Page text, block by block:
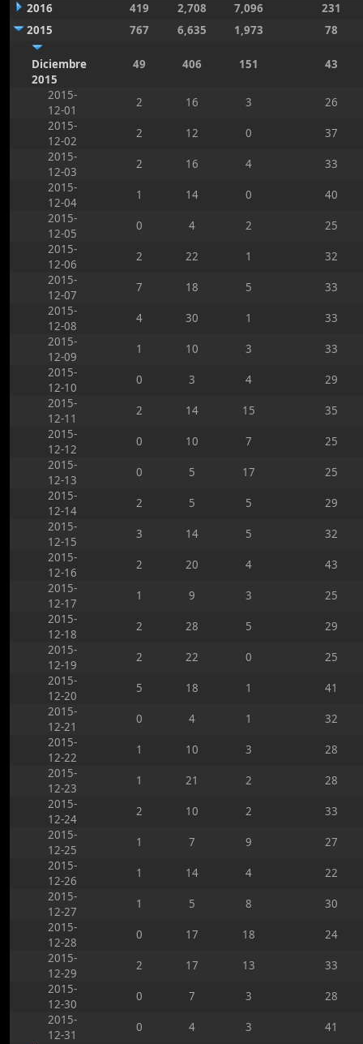
2016
419 2,708 7,096
231
2015
767 6,635 1,973 78
Diciembre
2015
49 406 151 43
2015-
12-01
2 16 3
26
2015-
12-02
2 12 0
37
2015-
12-03
2 16 4
33
2015-
12-04
1 14 0
40
2015-
12-05
0 4 2
25
2015-
12-06
2 22 1
32
2015-
12-07
7 18 5
33
2015-
12-08
4 30 1
33
2015-
12-09
1 10 3
33
2015-
12-10
0 3 4
29
2015-
12-11
2 14 15
35
2015-
12-12
0 10 7
25
2015-
12-13
0 5 17
25
2015-
12-14
2 5 5
29
2015-
12-15
3 14 5
32
2015-
12-16
2 20 4
43
2015-
12-17
1 9 3
25
2015-
12-18
2 28 5
29
2015-
12-19
2 22 0
25
2015-
12-20
5 18 1
41
2015-
12-21
0 4 1
32
2015-
12-22
1 10 3
28
2015-
12-23
1 21 2
28
2015-
12-24
2 10 2
33
2015-
12-25
1 7 9
27
2015-
12-26
1 14 4
22
2015-
12-27
1 5 8
30
2015-
12-28
0 17 18
24
2015-
12-29
2 17 13
33
2015-
12-30
0 7 3
28
2015-
12-31
0 4 3 41